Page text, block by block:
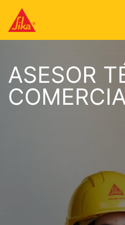
ASESOR